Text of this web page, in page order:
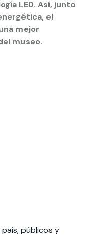
Donaciones
LED. Así, junto
el
mejor
museo.
públicos y